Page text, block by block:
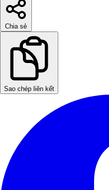
Chia sẻ
Sao chép liên kết